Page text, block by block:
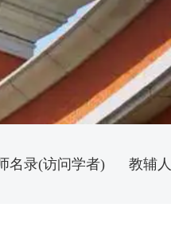
名录(访问学者) 教辅